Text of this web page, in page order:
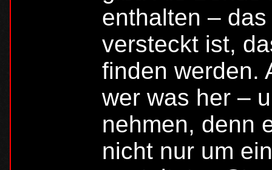
enthalten –
versteckt ist,
finden werden.
wer was her –
nehmen, denn
nicht nur um